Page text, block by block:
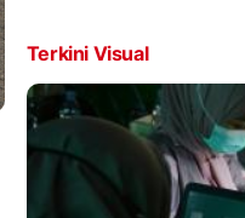
Terkini Visual